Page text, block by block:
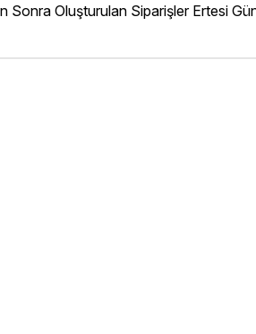
Sonra Oluşturulan Siparişler Ertesi